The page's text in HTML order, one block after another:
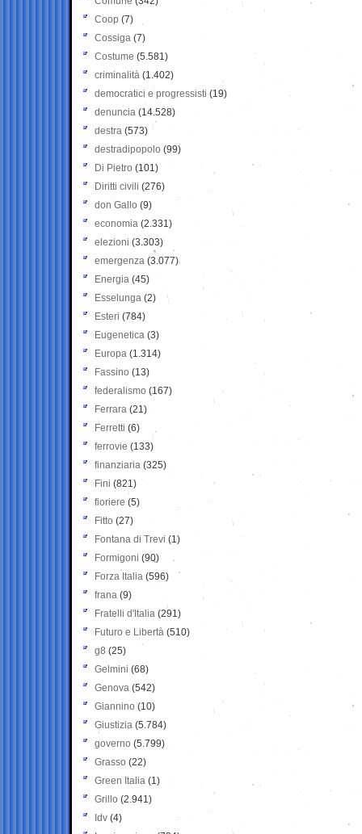
Coop (7)
Cossiga (7)
Costume (5.581)
criminalità (1.402)
democratici e progressisti (19)
denuncia (14.528)
destra (573)
destradipopolo (99)
Di Pietro (101)
Diritti civili (276)
don Gallo (9)
economia (2.331)
elezioni (3.303)
emergenza (3.077)
Energia (45)
Esselunga (2)
Esteri (784)
Eugenetica (3)
Europa (1.314)
Fassino (13)
federalismo (167)
Ferrara (21)
Ferretti (6)
ferrovie (133)
finanziaria (325)
Fini (821)
fioriere (5)
Fitto (27)
Fontana di Trevi (1)
Formigoni (90)
Forza Italia (596)
frana (9)
Fratelli d'Italia (291)
Futuro e Libertà (510)
g8 (25)
Gelmini (68)
Genova (542)
Giannino (10)
Giustizia (5.784)
governo (5.799)
Grasso (22)
Green Italia (1)
Grillo (2.941)
Idv (4)